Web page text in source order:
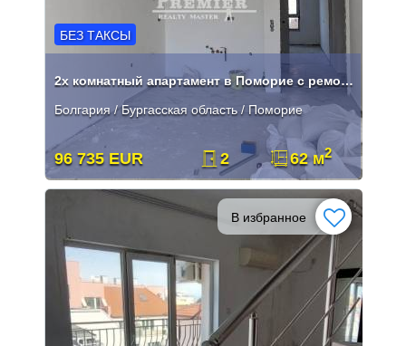
БЕЗ ТАКСЫ
2х комнатный апартамент в Поморие с ремонтом
Болгария / Бургасская область / Поморие
96 735 EUR 2 62 м2
В избранное